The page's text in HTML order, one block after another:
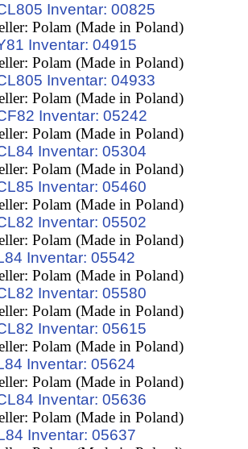
Inventar: 00825
Polam (Made in Poland)
Inventar: 04915
Polam (Made in Poland)
Inventar: 04933
Polam (Made in Poland)
Inventar: 05242
Polam (Made in Poland)
Inventar: 05304
Polam (Made in Poland)
Inventar: 05460
Polam (Made in Poland)
Inventar: 05502
Polam (Made in Poland)
Inventar: 05542
Polam (Made in Poland)
Inventar: 05580
Polam (Made in Poland)
Inventar: 05615
Polam (Made in Poland)
Inventar: 05624
Polam (Made in Poland)
Inventar: 05636
Polam (Made in Poland)
Inventar: 05637